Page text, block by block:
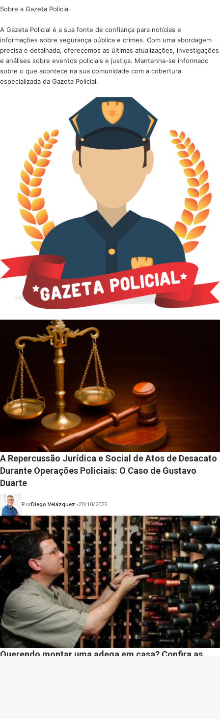
Sobre a Gazeta Policial
A Gazeta Policial é a sua fonte de confiança para notícias e
informações sobre segurança pública e crimes. Com uma abordagem
precisa e detalhada, oferecemos as últimas atualizações, investigações
e análises sobre eventos policiais e justiça. Mantenha-se informado
sobre o que acontece na sua comunidade com a cobertura
especializada da Gazeta Policial.
A Repercussão Jurídica e Social de Atos de Desacato
Durante Operações Policiais: O Caso de Gustavo
Duarte
PorDiego Velázquez 20/10/2025
Querendo montar uma adega em casa? Confira as